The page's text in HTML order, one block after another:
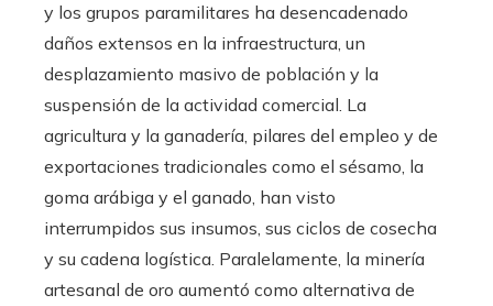
y los grupos paramilitares ha desencadenado
daños extensos en la infraestructura, un
desplazamiento masivo de población y la
suspensión de la actividad comercial. La
agricultura y la ganadería, pilares del empleo y de
exportaciones tradicionales como el sésamo, la
goma arábiga y el ganado, han visto
interrumpidos sus insumos, sus ciclos de cosecha
y su cadena logística. Paralelamente, la minería
artesanal de oro aumentó como alternativa de